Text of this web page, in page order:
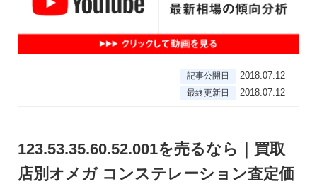
記事公開日 2018.07.12
最終更新日 2018.07.12
123.53.35.60.52.001を売るなら｜買取
店別オメガ コンステレーション査定価